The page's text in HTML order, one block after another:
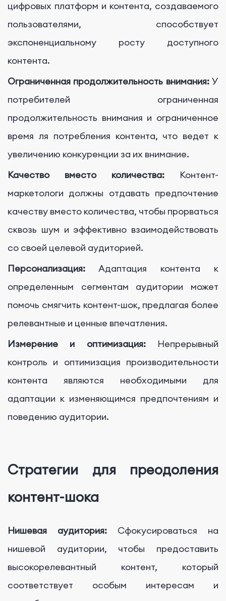
цифровых платформ и контента, создаваемого
пользователями, способствует
экспоненциальному росту доступного
контента.
Ограниченная продолжительность внимания:У
потребителей ограниченная
продолжительность внимания и ограниченное
время ля потребления контента, что ведет к
увеличению конкуренции за их внимание.
Качество вместо количества: Контент-
маркетологи должны отдавать предпочтение
качеству вместо количества, чтобы прорваться
сквозь шум и эффективно взаимодействовать
со своей целевой аудиторией.
Персонализация: Адаптация контента к
определенным сегментам аудитории может
помочь смягчить контент-шок, предлагая более
релевантные и ценные впечатления.
Измерение и оптимизация:Непрерывный
контроль и оптимизация производительности
контента являются необходимыми для
адаптации к изменяющимся предпочтениям и
поведению аудитории.
Стратегии для преодоления
контент-шока
Нишевая аудитория: Сфокусироваться на
нишевой аудитории, чтобы предоставить
высокорелевантный контент, который
соответствует особым интересам и